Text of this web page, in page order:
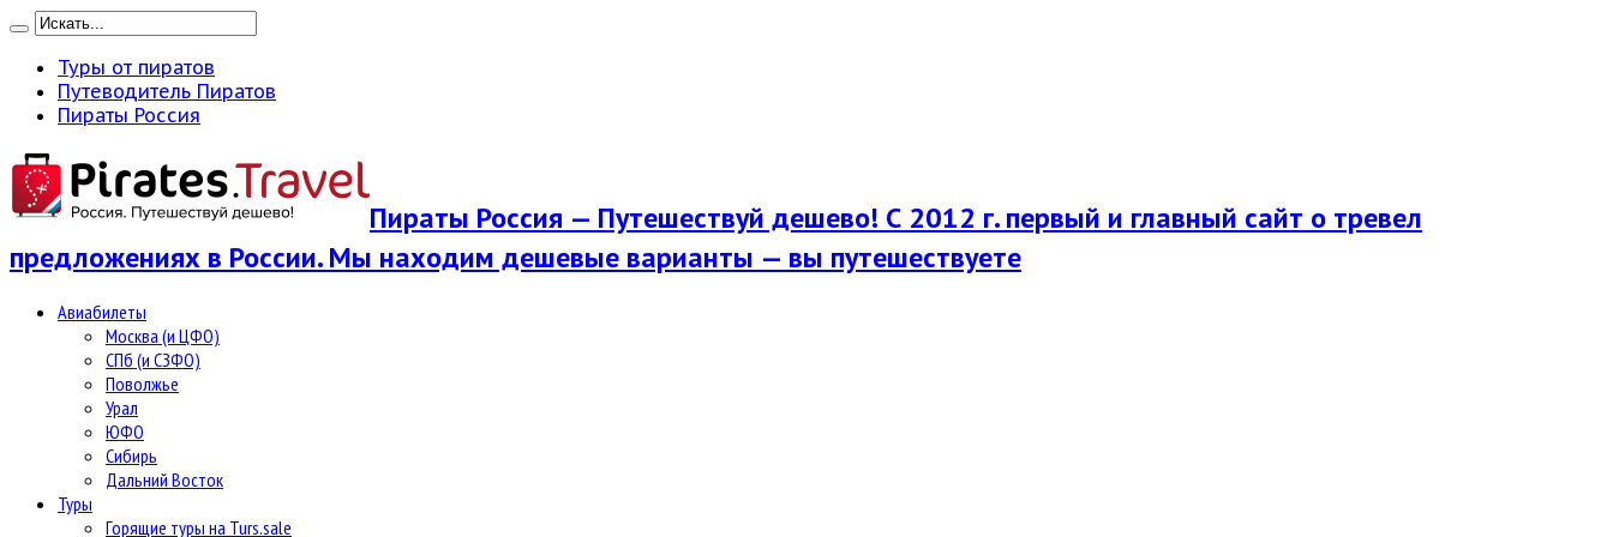
Туры от пиратов
Путеводитель Пиратов
Пираты Россия
Пираты Россия — Путешествуй дешево! С 2012 г. первый и главный сайт о тревел
предложениях в России. Мы находим дешевые варианты — вы путешествуете
Авиабилеты
Москва (и ЦФО)
СПб (и СЗФО)
Поволжье
Урал
ЮФО
Сибирь
Дальний Восток
Туры
Горящие туры на Turs.sale